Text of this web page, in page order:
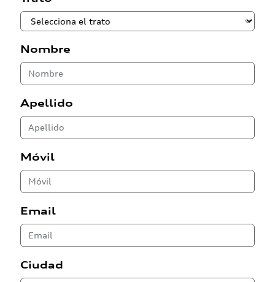
Nombre
Apellido
Móvil
Email
Ciudad